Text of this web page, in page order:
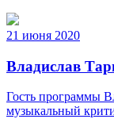
21 июня 2020
Владислав
Гость программы
музыкальный